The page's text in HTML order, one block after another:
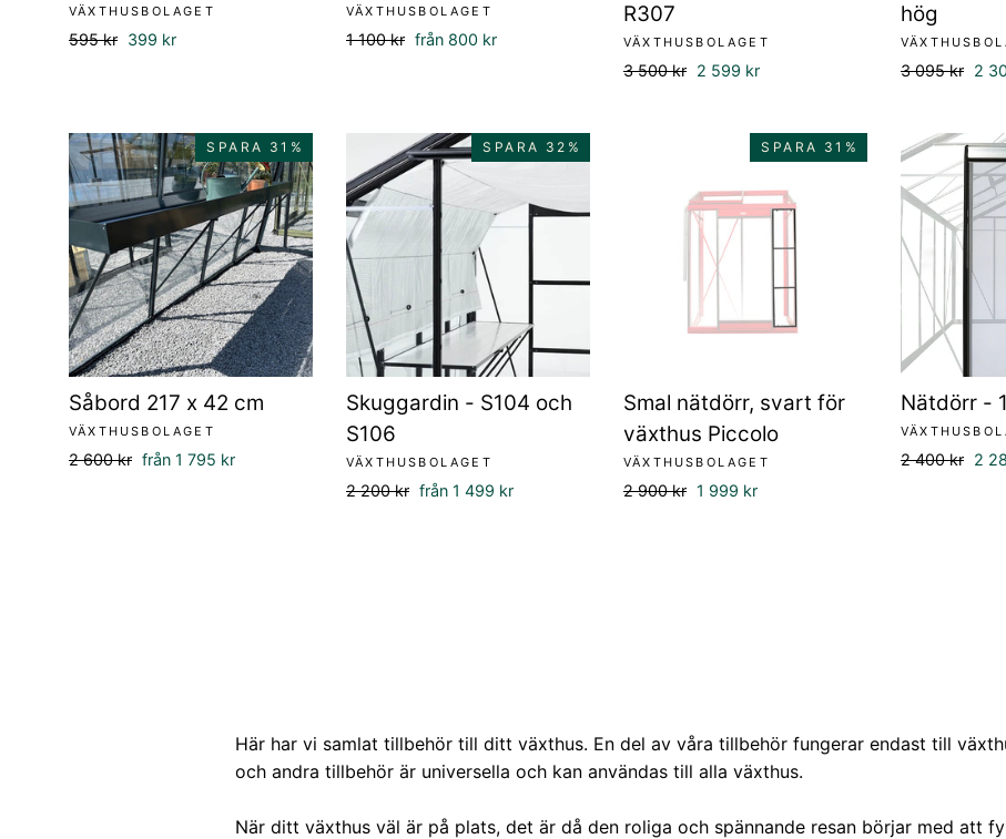
VÄXTHUSBOLAGET
Ordinarie
595 kr Försäljningspris
399 kr
VÄXTHUSBOLAGET
Ordinarie
1 100 kr Försäljningspris
från 800 kr
R307
VÄXTHUSBOLAGET
Ordinarie
3 500 kr Försäljningspris
2 599 kr
hög
Ordinarie
3 095 kr 2
SPARA 31%
Såbord 217 x 42 cm
VÄXTHUSBOLAGET
Ordinarie
2 600 kr Försäljningspris
från 1 795 kr
SPARA 32%
Skuggardin - S104 och
S106
VÄXTHUSBOLAGET
Ordinarie
2 200 kr Försäljningspris
från 1 499 kr
SPARA 31%
Smal nätdörr, svart för
växthus Piccolo
VÄXTHUSBOLAGET
Ordinarie
2 900 kr Försäljningspris
1 999 kr
Nätdörr -
Ordinarie
2 400 kr 2
Här har vi samlat tillbehör till ditt växthus. En del av våra tillbehör fungerar endast till
och andra tillbehör är universella och kan användas till alla växthus.
När ditt växthus väl är på plats, det är då den roliga och spännande resan börjar med att